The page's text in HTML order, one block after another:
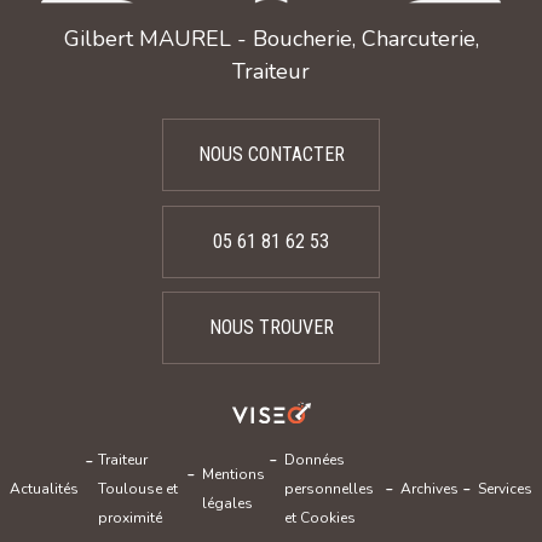
Gilbert MAUREL - Boucherie, Charcuterie,
Traiteur
NOUS CONTACTER
05 61 81 62 53
NOUS TROUVER
Actualités
Traiteur
Toulouse et
proximité
Mentions
légales
Données
personnelles
et Cookies
Archives Services